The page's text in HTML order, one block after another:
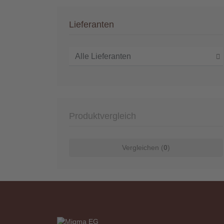
Lieferanten
Produktvergleich
Vergleichen (0)